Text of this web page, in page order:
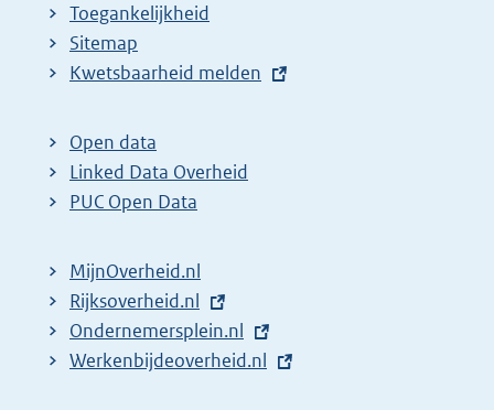
Toegankelijkheid
Sitemap
E
t
e
r
l
i
n
k
Kwetsbaarheid melden
Open data
Linked Data Overheid
PUC Open Data
MijnOverheid.nl
E
x
t
Rijksoverheid.nl
E
x
Ondernemersplein.nl
E
Werkenbijdeoverheid.nl